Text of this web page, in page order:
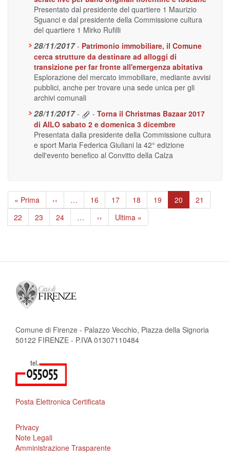
Presentato dal presidente del quartiere 1 Maurizio
Sguanci e dal presidente della Commissione cultura
del quartiere 1 Mirko Rufilli
28/11/2017 - Patrimonio immobiliare, il Comune
cerca strutture da destinare ad alloggi di
transizione per far fronte all'emergenza abitativa
Esplorazione del mercato immobiliare, mediante avvisi
pubblici, anche per trovare una sede unica per gli
archivi comunali
28/11/2017 - - Torna il Christmas Bazaar 2017
di AILO sabato 2 e domenica 3 dicembre
Presentata dalla presidente della Commissione cultura
e sport Maria Federica Giuliani la 42° edizione
dell'evento benefico al Convitto della Calza
Paginazione
Prima
pagina
« Prima
Pagina
precedente
‹‹ … Page
16 Page
17 Page
18 Page
19
Pagina
attuale
20 Page
21
Page
22 Page
23 Page
24 …
Pagina
successiva
››
Ultima
pagina
Ultima »
Comune di Firenze - Palazzo Vecchio, Piazza della Signoria
50122 FIRENZE - P.IVA 01307110484
Posta Elettronica Certificata
Privacy
Note Legali
Amministrazione Trasparente